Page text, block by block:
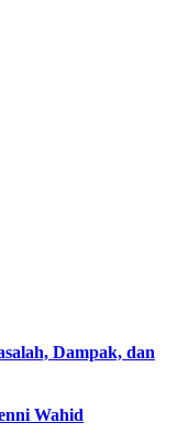
Dampak, dan
Wahid